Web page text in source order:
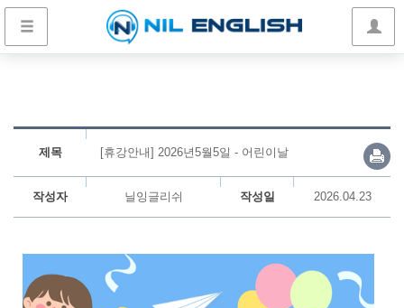
제목 [휴강안내] 2026년5월5일 - 어린이날
작성자 닐잉글리쉬 작성일 2026.04.23